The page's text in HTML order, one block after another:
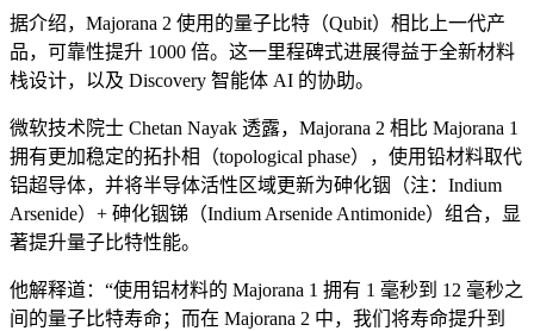
据介绍，Majorana 2 使用的量子比特（Qubit）相比上一代产
品，可靠性提升 1000 倍。这一里程碑式进展得益于全新材料
栈设计，以及 Discovery 智能体 AI 的协助。
微软技术院士 Chetan Nayak 透露，Majorana 2 相比 Majorana 1
拥有更加稳定的拓扑相（topological phase），使用铅材料取代
铝超导体，并将半导体活性区域更新为砷化铟（注：Indium
Arsenide）+ 砷化铟锑（Indium Arsenide Antimonide）组合，显
著提升量子比特性能。
他解释道：“使用铝材料的 Majorana 1 拥有 1 毫秒到 12 毫秒之
间的量子比特寿命；而在 Majorana 2 中，我们将寿命提升到